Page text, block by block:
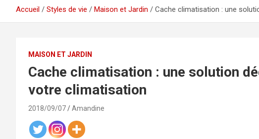
Accueil Styles de vie Maison et Jardin Cache climatisation : une
MAISON ET JARDIN
Cache climatisation : une solution
votre climatisation
2018/09/07 Amandine